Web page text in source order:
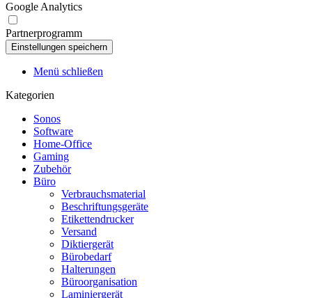
Google Analytics
Partnerprogramm
Menü schließen
Kategorien
Sonos
Software
Home-Office
Gaming
Zubehör
Büro
Verbrauchsmaterial
Beschriftungsgeräte
Etikettendrucker
Versand
Diktiergerät
Bürobedarf
Halterungen
Büroorganisation
Laminiergerät